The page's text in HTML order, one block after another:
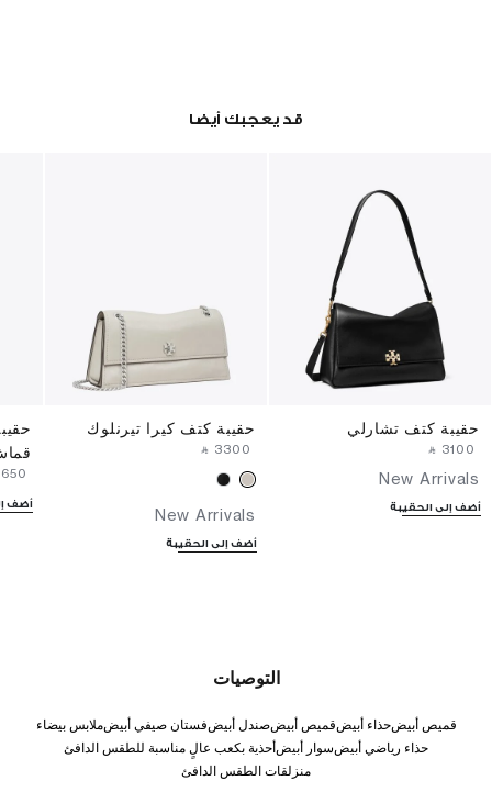
قد يعجبك أيضا
حقيبة كتف تشارلي
‎ ⃁ ⁦3100⁩ ‎
New Arrivals
أضف إلى الحقيبة
حقيبة كتف كيرا تيرنلوك
‎ ⃁ ⁦3300⁩ ‎
New Arrivals
أضف إلى الحقيبة
أضف
التوصيات
قميص أبيضحذاء أبيضقميص أبيضصندل أبيضفستان صيفي أبيضملابس بيضاء
حذاء رياضي أبيضسوار أبيض أحذية بكعب عالٍ مناسبة للطقس الدافئ
منزلقات الطقس الدافئ